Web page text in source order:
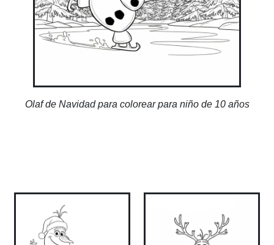
Olaf de Navidad para colorear para niño de 10 años